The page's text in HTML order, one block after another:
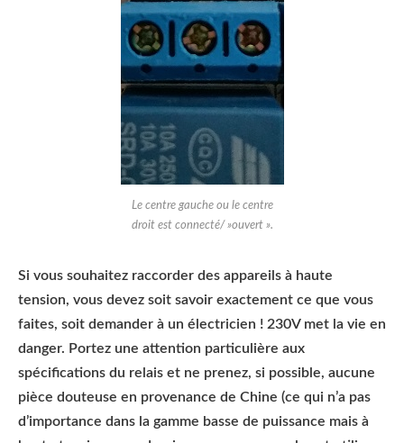
Le centre gauche ou le centre
droit est connecté/ »ouvert ».
Si vous souhaitez raccorder des appareils à haute
tension, vous devez soit savoir exactement ce que vous
faites, soit demander à un électricien ! 230V met la vie en
danger. Portez une attention particulière aux
spécifications du relais et ne prenez, si possible, aucune
pièce douteuse en provenance de Chine (ce qui n’a pas
d’importance dans la gamme basse de puissance mais à